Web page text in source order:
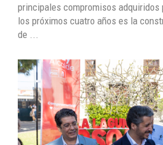
principales compromisos adquiridos
los próximos cuatro años es la
de ...